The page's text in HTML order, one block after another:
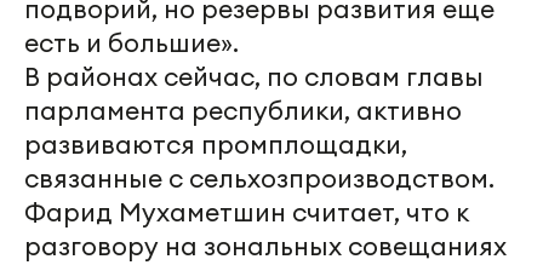
подворий, но резервы развития еще
есть и большие».
В районах сейчас, по словам главы
парламента республики, активно
развиваются промплощадки,
связанные с сельхозпроизводством.
Фарид Мухаметшин считает, что к
разговору на зональных совещаниях